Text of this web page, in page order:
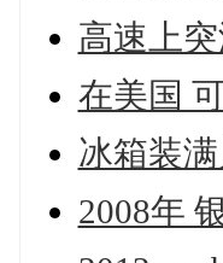
高速上
在美国
冰箱装
2008年